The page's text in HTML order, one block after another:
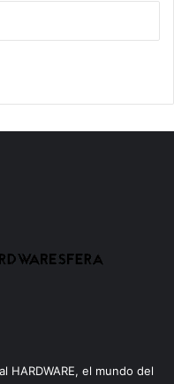
HARDWARE, el mundo del